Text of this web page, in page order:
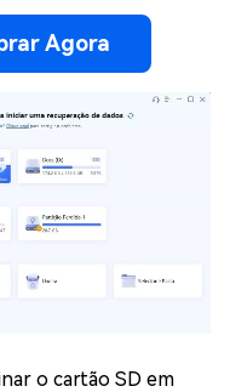
Agora
o cartão SD em